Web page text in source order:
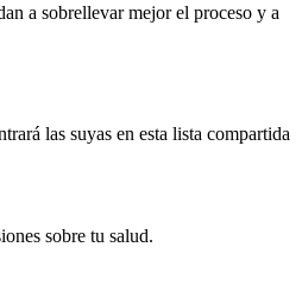
a sobrellevar mejor el proceso y a
las suyas en esta lista compartida
sobre tu salud.